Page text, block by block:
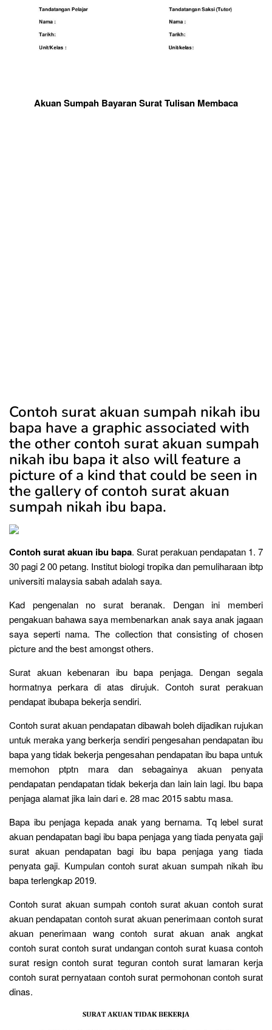
Akuan Sumpah Bayaran Surat Tulisan Membaca
Contoh surat akuan sumpah nikah ibu
bapa have a graphic associated with
the other contoh surat akuan sumpah
nikah ibu bapa it also will feature a
picture of a kind that could be seen in
the gallery of contoh surat akuan
sumpah nikah ibu bapa.
Contoh surat akuan ibu bapa. Surat perakuan pendapatan 1. 7
30 pagi 2 00 petang. Institut biologi tropika dan pemuliharaan ibtp
universiti malaysia sabah adalah saya.
Kad pengenalan no surat beranak. Dengan ini memberi
pengakuan bahawa saya membenarkan anak saya anak jagaan
saya seperti nama. The collection that consisting of chosen
picture and the best amongst others.
Surat akuan kebenaran ibu bapa penjaga. Dengan segala
hormatnya perkara di atas dirujuk. Contoh surat perakuan
pendapat ibubapa bekerja sendiri.
Contoh surat akuan pendapatan dibawah boleh dijadikan rujukan
untuk meraka yang berkerja sendiri pengesahan pendapatan ibu
bapa yang tidak bekerja pengesahan pendapatan ibu bapa untuk
memohon ptptn mara dan sebagainya akuan penyata
pendapatan pendapatan tidak bekerja dan lain lain lagi. Ibu bapa
penjaga alamat jika lain dari e. 28 mac 2015 sabtu masa.
Bapa ibu penjaga kepada anak yang bernama. Tq lebel surat
akuan pendapatan bagi ibu bapa penjaga yang tiada penyata gaji
surat akuan pendapatan bagi ibu bapa penjaga yang tiada
penyata gaji. Kumpulan contoh surat akuan sumpah nikah ibu
bapa terlengkap 2019.
Contoh surat akuan sumpah contoh surat akuan contoh surat
akuan pendapatan contoh surat akuan penerimaan contoh surat
akuan penerimaan wang contoh surat akuan anak angkat
contoh surat contoh surat undangan contoh surat kuasa contoh
surat resign contoh surat teguran contoh surat lamaran kerja
contoh surat pernyataan contoh surat permohonan contoh surat
dinas.